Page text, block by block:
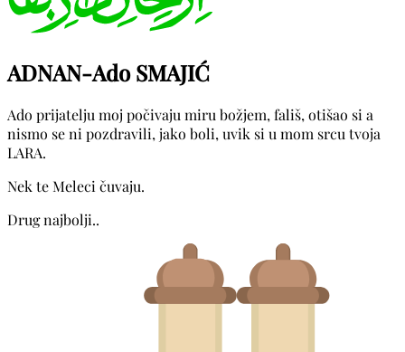
ADNAN-Ado SMAJIĆ
Ado prijatelju moj počivaju miru božjem, fališ, otišao si a
nismo se ni pozdravili, jako boli, uvik si u mom srcu tvoja
LARA.
Nek te Meleci čuvaju.
Drug najbolji..